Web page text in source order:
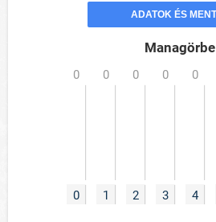
Managörbe
0 1 2 3 4